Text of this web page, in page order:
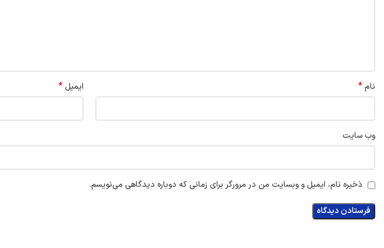
نام* ایمیل *
وب‌ سایت
ذخیره نام، ایمیل و وبسایت من در مرورگر برای زمانی که دوباره دیدگاهی می‌نویسم.